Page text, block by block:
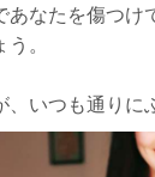
あなたを傷つけ
。
いつも通りに